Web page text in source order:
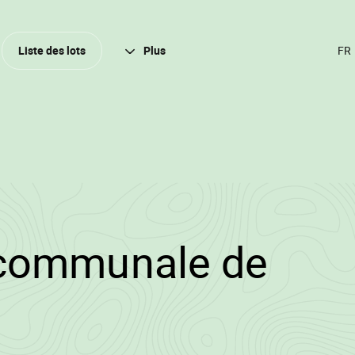
3184/de
Liste des lots Plus